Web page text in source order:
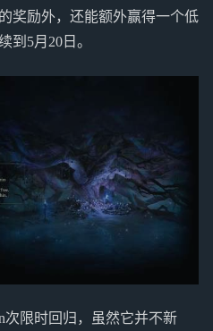
奖励外，还能额外赢得一个低
到5月20日。
次限时回归，虽然它并不新